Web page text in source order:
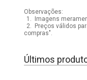
Observações:
1.
Imagens
2.
Preços válidos
compras".
Últimos